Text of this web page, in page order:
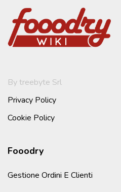
By treebyte Srl
Privacy Policy
Cookie Policy
Fooodry
Gestione Ordini E Clienti